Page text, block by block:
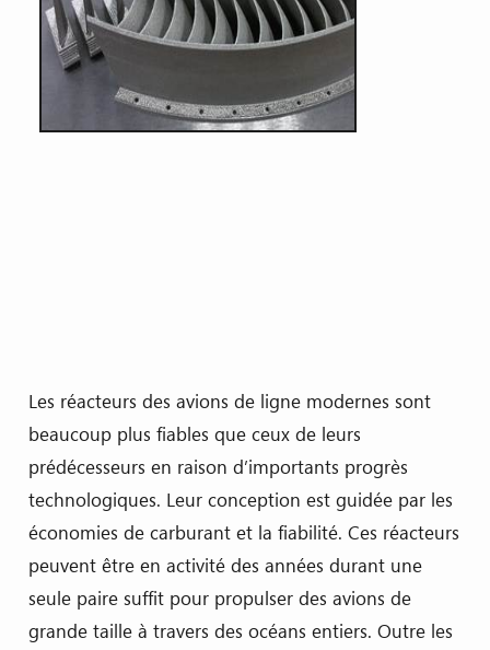
Les réacteurs des avions de ligne modernes sont
beaucoup plus fiables que ceux de leurs
prédécesseurs en raison d’importants progrès
technologiques. Leur conception est guidée par les
économies de carburant et la fiabilité. Ces réacteurs
peuvent être en activité des années durant une
seule paire suffit pour propulser des avions de
grande taille à travers des océans entiers. Outre les